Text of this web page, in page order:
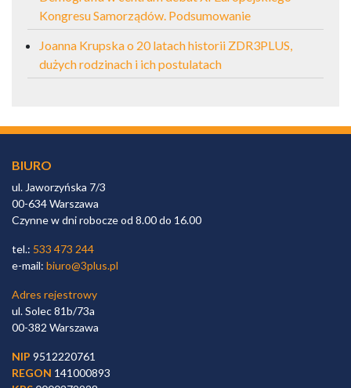
Kongresu Samorządów. Podsumowanie
Joanna Krupska o 20 latach historii ZDR3PLUS,
dużych rodzinach i ich postulatach
BIURO
ul. Jaworzyńska 7/3
00-634 Warszawa
Czynne w dni robocze od 8.00 do 16.00
tel.: 533 473 244
e-mail: biuro@3plus.pl
Adres rejestrowy
ul. Solec 81b/73a
00-382 Warszawa
NIP 9512220761
REGON 141000893